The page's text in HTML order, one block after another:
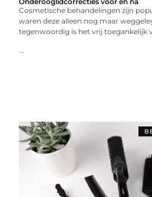
Cosmetische behandelingen zijn
waren deze alleen nog maar
tegenwoordig is het vrij toegankelijk
...